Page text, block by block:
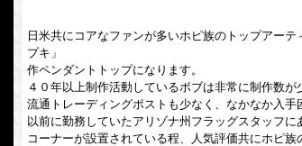
日米共にコアなファンが多いホピ族のトップアー
プキ」
作ペンダントトップになります。
４０年以上制作活動しているボブは非常に制作数
流通トレーディングポストも少なく、なかなか入手
以前に勤務していたアリゾナ州フラッグスタッフ
コーナーが設置されている程、人気評価共にホピ族